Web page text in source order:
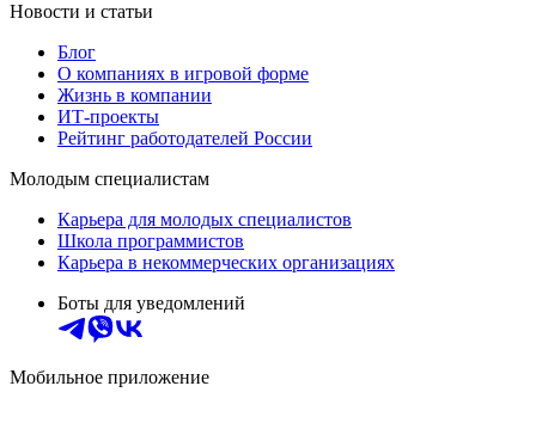
Новости и статьи
Блог
О компаниях в игровой форме
Жизнь в компании
ИТ-проекты
Рейтинг работодателей России
Молодым специалистам
Карьера для молодых специалистов
Школа программистов
Карьера в некоммерческих организациях
Боты для уведомлений
Мобильное приложение